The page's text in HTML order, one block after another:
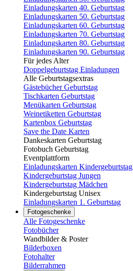
Einladungskarten 40. Geburtstag
Einladungskarten 50. Geburtstag
Einladungskarten 60. Geburtstag
Einladungskarten 70. Geburtstag
Einladungskarten 80. Geburtstag
Einladungskarten 90. Geburtstag
Für jedes Alter
Doppelgeburtstag Einladungen
Alle Geburtstagsextras
Gästebücher Geburtstag
Tischkarten Geburtstag
Menükarten Geburtstag
Weinetiketten Geburtstag
Kartenbox Geburtstag
Save the Date Karten
Dankeskarten Geburtstag
Fotobuch Geburtstag
Eventplattform
Einladungskarten Kindergeburtstag
Kindergeburtstag Jungen
Kindergeburtstag Mädchen
Kindergeburtstag Unisex
Einladungskarten 1. Geburtstag
Fotogeschenke
Alle Fotogeschenke
Fotobücher
Wandbilder & Poster
Bilderboxen
Fotohalter
Bilderrahmen